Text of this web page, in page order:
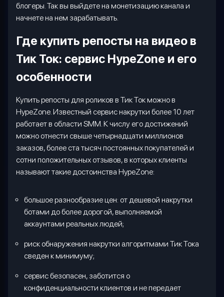
блогеры. Так вы выйдете на монетизацию канала и
начнете на нем зарабатывать.
Где купить репосты на видео в
Тик Ток: сервис HypeZone и его
особенности
Купить репосты для роликов в Тик Ток можно в
HypeZone. Известный сервис накрутки более 10 лет
работает в области SMM. К числу его достижений
можно отнести свыше четырнадцати миллионов
заказов, более ста тысяч постоянных покупателей и
сотни положительных отзывов, в которых клиенты
называют такие достоинства HypeZone:
большое разнообразие цен: от дешевой накрутки
ботами до более дорогой, выполняемой
аккаунтами реальных людей;
риск обнаружения накрутки алгоритмами Тик Тока
сведен к минимуму;
сервис безопасен, заботится о
конфиденциальности клиентов и не передает